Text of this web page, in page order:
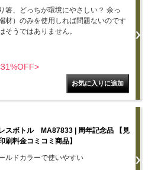
箸、どっちが環境にやさしい？ 余っ
材）のみを使用しれば問題ないのです
そうではありません。
スボトル MA87833 | 周年記念品 【見
料金コミコミ商品】
ルドカラーで使いやすい